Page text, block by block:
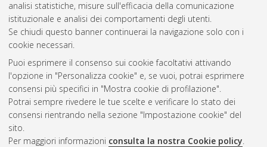
analisi statistiche, misure sull'efficacia della comunicazione
istituzionale e analisi dei comportamenti degli utenti.
Se chiudi questo banner continuerai la navigazione solo con i
cookie necessari.
Puoi esprimere il consenso sui cookie facoltativi attivando
l'opzione in "Personalizza cookie" e, se vuoi, potrai esprimere
consensi più specifici in "Mostra cookie di profilazione".
Potrai sempre rivedere le tue scelte e verificare lo stato dei
consensi rientrando nella sezione "Impostazione cookie" del
sito.
Per maggiori informazioni consulta la nostra Cookie policy.
Atom
Rss 1.0
Rss 2.0
ISSN: 2038-7946